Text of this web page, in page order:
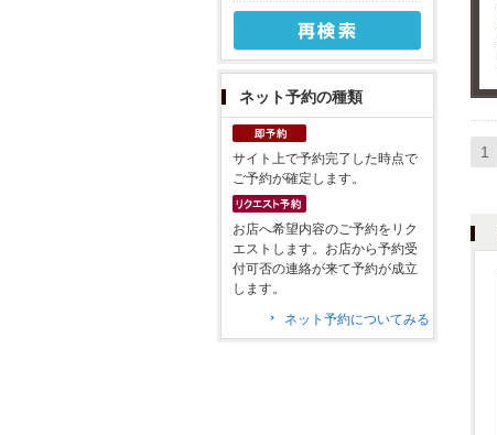
ネット予約の種類
サイト上で予約完了した時点で
ご予約が確定します。
お店へ希望内容のご予約をリク
エストします。お店から予約受
付可否の連絡が来て予約が成立
します。
ネット予約についてみる
1